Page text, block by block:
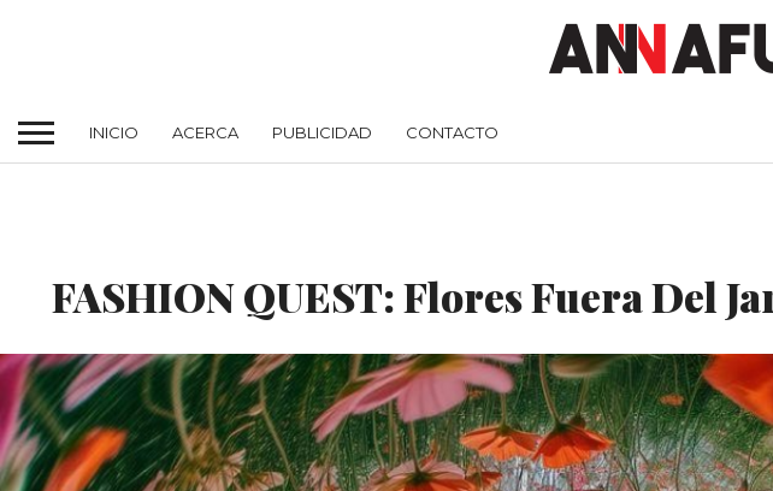
INICIO ACERCA PUBLICIDAD CONTACTO
FASHION QUEST: Flores Fuera Del